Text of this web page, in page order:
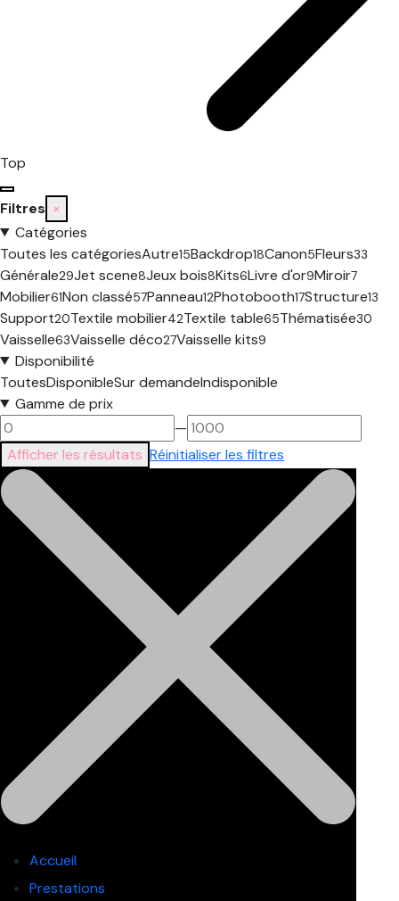
Top
Filtres ×
Catégories
Toutes les catégoriesAutre15Backdrop18Canon5Fleurs33
Générale29Jet scene8Jeux bois8Kits6Livre d'or9Miroir7
Mobilier61Non classé57Panneau12Photobooth17Structure13
Support20Textile mobilier42Textile table65Thématisée30
Vaisselle63Vaisselle déco27Vaisselle kits9
Disponibilité
ToutesDisponibleSur demandeIndisponible
Gamme de prix
—
Afficher les résultats Réinitialiser les filtres
Accueil
Prestations